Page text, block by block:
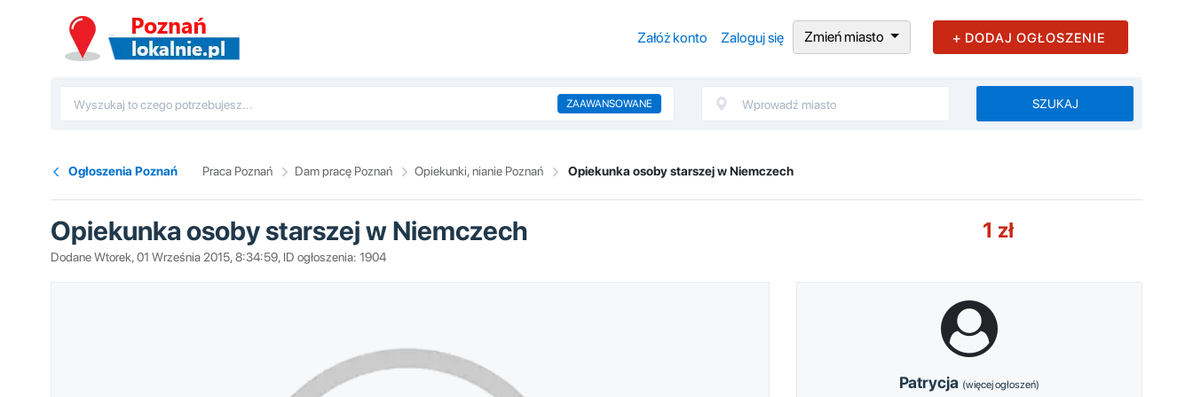
Załóż konto Zaloguj się Zmień miasto + DODAJ OGŁOSZENIE
ZAAWANSOWANE SZUKAJ
Ogłoszenia Poznań Praca Poznań Dam pracę Poznań Opiekunki, nianie Poznań Opiekunka osoby starszej w Niemczech
Opiekunka osoby starszej w Niemczech
Dodane Wtorek, 01 Września 2015, 8:34:59, ID ogłoszenia: 1904
1 zł
Patrycja (więcej ogłoszeń)